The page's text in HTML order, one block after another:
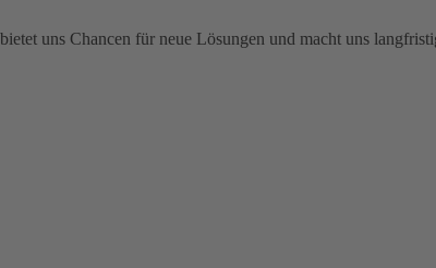
uns Chancen für neue Lösungen und macht uns